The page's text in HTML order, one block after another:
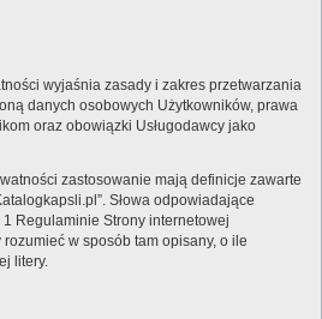
wyjaśnia zasady i zakres przetwarzania
danych osobowych Użytkowników, prawa
oraz obowiązki Usługodawcy jako
zastosowanie mają definicje zawarte
Słowa odpowiadające
Regulaminie Strony internetowej
rozumieć w sposób tam opisany, o ile
litery.